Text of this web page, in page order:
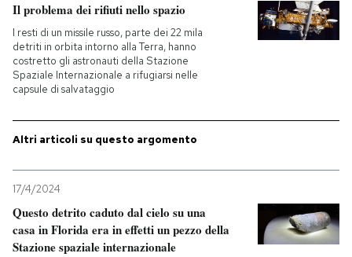
Il problema dei rifiuti nello spazio
I resti di un missile russo, parte dei 22 mila
detriti in orbita intorno alla Terra, hanno
costretto gli astronauti della Stazione
Spaziale Internazionale a rifugiarsi nelle
capsule di salvataggio
Altri articoli su questo argomento
17/4/2024
Questo detrito caduto dal cielo su una
casa in Florida era in effetti un pezzo della
Stazione spaziale internazionale